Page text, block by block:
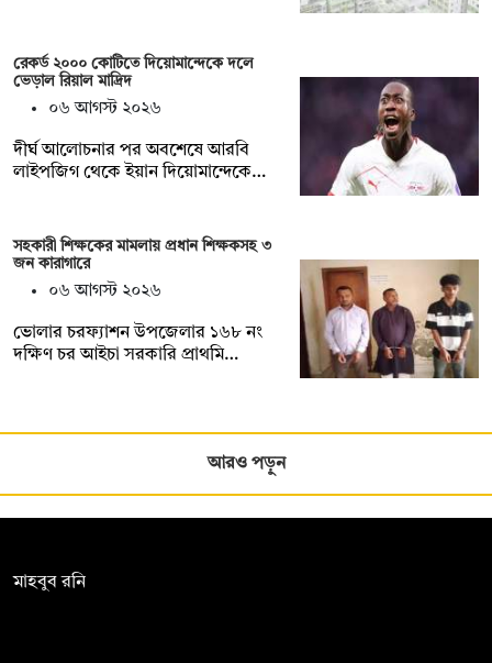
রেকর্ড ২০০০ কোটিতে দিয়োমান্দেকে দলে
ভেড়াল রিয়াল মাদ্রিদ
০৬ আগস্ট ২০২৬
দীর্ঘ আলোচনার পর অবশেষে আরবি
লাইপজিগ থেকে ইয়ান দিয়োমান্দেকে…
সহকারী শিক্ষকের মামলায় প্রধান শিক্ষকসহ ৩
জন কারাগারে
০৬ আগস্ট ২০২৬
ভোলার চরফ্যাশন উপজেলার ১৬৮ নং
দক্ষিণ চর আইচা সরকারি প্রাথমি…
আরও পড়ুন
মাহবুব রনি